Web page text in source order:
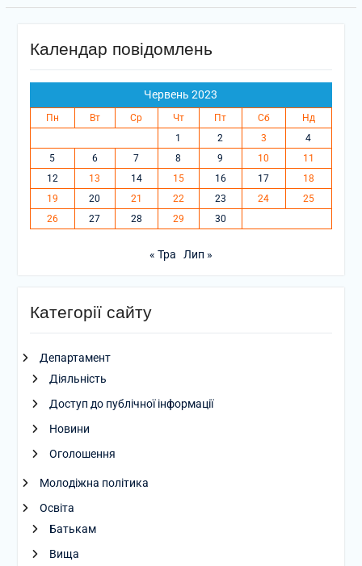
Календар повідомлень
Червень 2023
Пн Вт Ср Чт Пт Сб
Нд
1
2 3
4
5
6 7 8 9 10
11
12
13 14 15 16 17
18
19
20 21 22 23 24
25
26
27 28 29 30
« Тра Лип »
Категорії сайту
Департамент
Діяльність
Доступ до публічної інформації
Новини
Оголошення
Молодіжна політика
Освіта
Батькам
Вища